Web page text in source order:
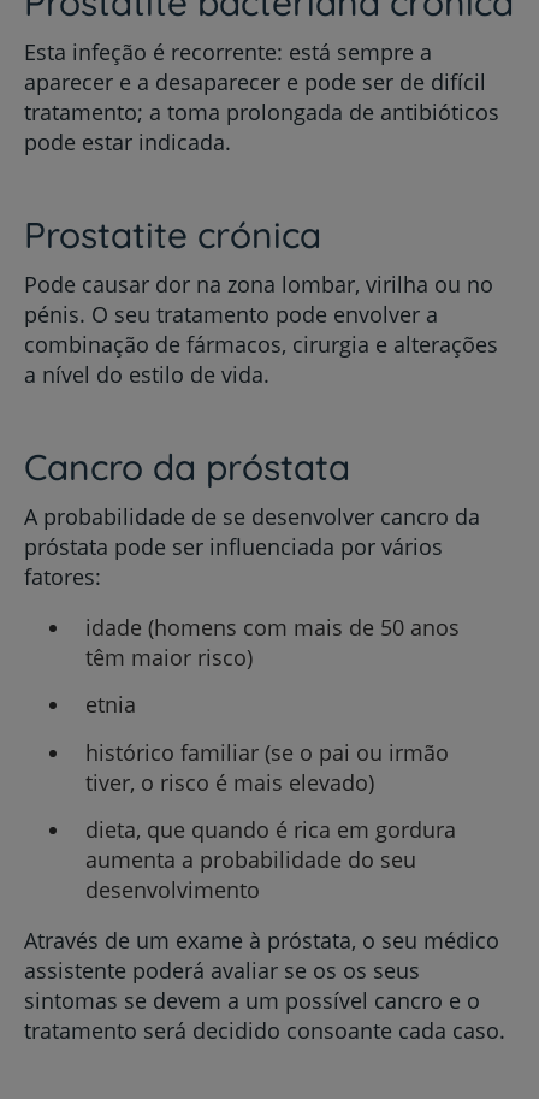
Esta infeção é recorrente: está sempre a
aparecer e a desaparecer e pode ser de difícil
tratamento; a toma prolongada de antibióticos
pode estar indicada.
Prostatite crónica
Pode causar dor na zona lombar, virilha ou no
pénis. O seu tratamento pode envolver a
combinação de fármacos, cirurgia e alterações
a nível do estilo de vida.
Cancro da próstata
A probabilidade de se desenvolver cancro da
próstata pode ser influenciada por vários
fatores:
idade (homens com mais de 50 anos
têm maior risco)
etnia
histórico familiar (se o pai ou irmão
tiver, o risco é mais elevado)
dieta, que quando é rica em gordura
aumenta a probabilidade do seu
desenvolvimento
Através de um exame à próstata, o seu médico
assistente poderá avaliar se os os seus
sintomas se devem a um possível cancro e o
tratamento será decidido consoante cada caso.